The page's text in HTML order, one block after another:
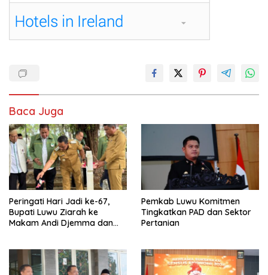
Baca Juga
Peringati Hari Jadi ke-67,
Bupati Luwu Ziarah ke
Makam Andi Djemma dan
Pemkab Luwu Komitmen
Tingkatkan PAD dan Sektor
Pertanian